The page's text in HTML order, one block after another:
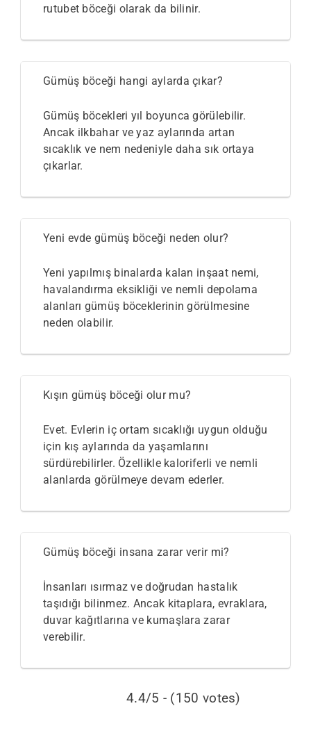
rutubet böceği olarak da bilinir.
Gümüş böceği hangi aylarda çıkar?
Gümüş böcekleri yıl boyunca görülebilir.
Ancak ilkbahar ve yaz aylarında artan
sıcaklık ve nem nedeniyle daha sık ortaya
çıkarlar.
Yeni evde gümüş böceği neden olur?
Yeni yapılmış binalarda kalan inşaat nemi,
havalandırma eksikliği ve nemli depolama
alanları gümüş böceklerinin görülmesine
neden olabilir.
Kışın gümüş böceği olur mu?
Evet. Evlerin iç ortam sıcaklığı uygun olduğu
için kış aylarında da yaşamlarını
sürdürebilirler. Özellikle kaloriferli ve nemli
alanlarda görülmeye devam ederler.
Gümüş böceği insana zarar verir mi?
İnsanları ısırmaz ve doğrudan hastalık
taşıdığı bilinmez. Ancak kitaplara, evraklara,
duvar kağıtlarına ve kumaşlara zarar
verebilir.
4.4/5 - (150 votes)